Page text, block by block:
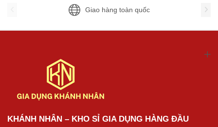
Giao hàng toàn quốc
KHÁNH NHÂN – KHO SỈ GIA DỤNG HÀNG ĐẦU